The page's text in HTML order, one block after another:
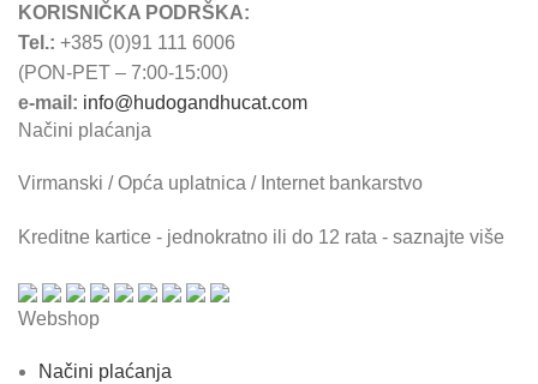
KORISNIČKA PODRŠKA:
Tel.: +385 (0)91 111 6006
(PON-PET – 7:00-15:00)
e-mail: info@hudogandhucat.com
Načini plaćanja
Virmanski / Opća uplatnica / Internet bankarstvo
Kreditne kartice - jednokratno ili do 12 rata - saznajte više
Webshop
Načini plaćanja